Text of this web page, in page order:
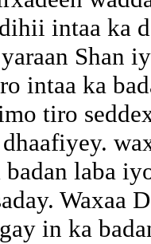
intaa ka
Shan
intaa ka
tiro
laba
Waxaa
in ka